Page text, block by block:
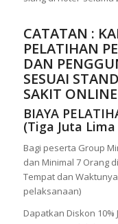
CATATAN :
PELATIHAN
DAN
SESUAI
SAKIT
BIAYA
(Tiga Juta
Bagi peserta Group
dan Minimal 7 Orang
Tempat dan
pelaksanaan)
Dapatkan Diskon